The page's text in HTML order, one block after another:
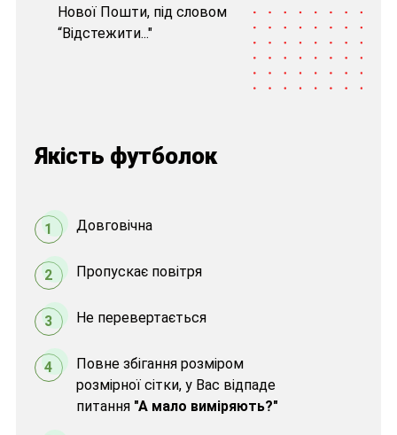
Нової Пошти, під словом
“Відстежити..."
Якість футболок
1 Довговічна
2 Пропускає повітря
3 Не перевертається
4
Повне збігання розміром
розмірної сітки, у Вас відпаде
питання "А мало виміряють?"